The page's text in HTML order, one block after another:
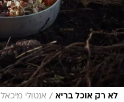
לא רק אוכל בריא / אנטולי מיכאלו